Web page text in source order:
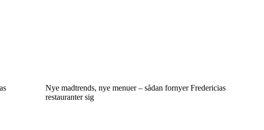
Nye madtrends, nye menuer – sådan fornyer Fredericias
restauranter sig